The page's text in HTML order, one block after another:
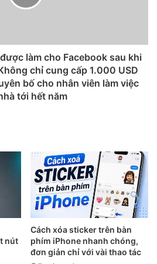
hoặc kiểu 2, tích chọn vào Khung
nếu bạn muốn có một khung ảnh
chọn ảnh png thì không nên tích
tạo ảnh và lưu về là xong.
làm cho Facebook sau khi
chỉ cung cấp 1.000 USD
bố cho nhân viên làm việc
tới hết năm
nút
Cách xóa sticker trên bàn
phím iPhone nhanh chóng,
đơn giản chỉ với vài thao tác